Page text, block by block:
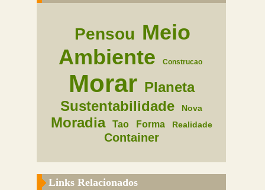
Pensou Meio
Ambiente
Construcao
Morar Planeta
Sustentabilidade
Nova
Moradia Tao Forma Realidade
Container
Links Relacionados